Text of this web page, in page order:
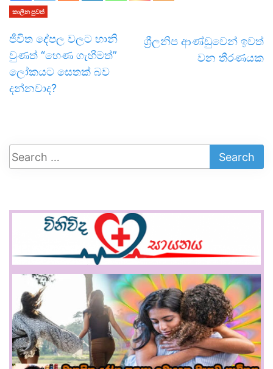
කාලීන පුවත්
ජීවිත දේපල වලට හානි
වුණත් “හෙණ ගැහීමත්”
ලෝකයට සෙතක් බව
දන්නවාද?
ශ්‍රීලනිප ආණ්ඩුවෙන් ඉවත්
වන තීරණයක